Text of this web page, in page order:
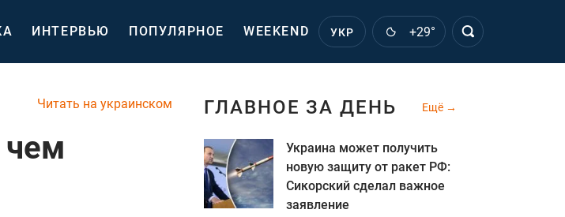
ИНТЕРВЬЮ ПОПУЛЯРНОЕ WEEKEND УКР +29°
Читать на украинском ГЛАВНОЕ ЗА ДЕНЬ Ещё
Украина может получить
новую защиту от ракет РФ:
Сикорский сделал важное
заявление